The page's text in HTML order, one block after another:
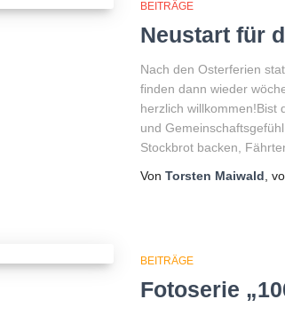
BEITRÄGE
Neustart für
Nach den Osterferien
finden dann wieder
herzlich willkommen!Bist
und
Stockbrot backen,
Von Torsten Maiwald ,
BEITRÄGE
Fotoserie